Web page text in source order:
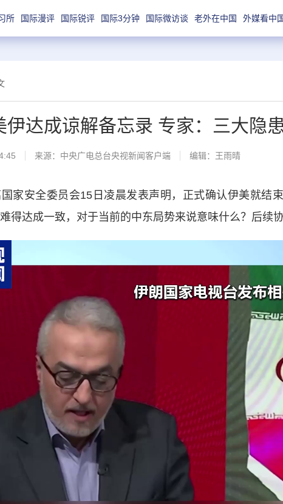
所 国际漫评 国际锐评 国际3分钟 国际微访谈 老外在中国 外媒看中
伊达成谅解备忘录 专家：三大隐
来源： 中央广电总台央视新闻客户端 编辑：王雨晴
安全委员会15日凌晨发表声明，正式确认伊美就结
得达成一致，对于当前的中东局势来说意味什么？后续